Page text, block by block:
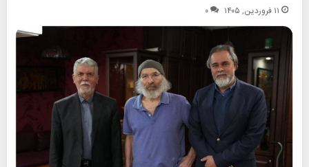
۱۱ فروردین, ۱۴۰۵ ۰